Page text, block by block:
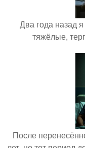
Два года назад
тяжёлые,
После